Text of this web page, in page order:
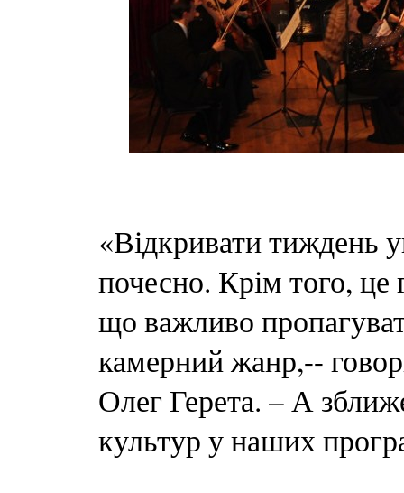
«Відкривати тиждень
почесно. Крім того, це
що важливо
камерний жанр,--
Олег Герета. – А
культур у наших